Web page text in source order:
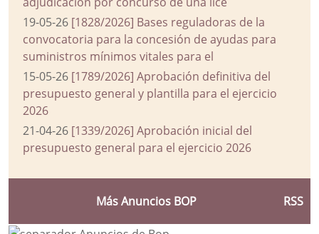
19-05-26 [1828/2026] Bases reguladoras de la
convocatoria para la concesión de ayudas para
suministros mínimos vitales para el
15-05-26 [1789/2026] Aprobación definitiva del
presupuesto general y plantilla para el ejercicio
2026
21-04-26 [1339/2026] Aprobación inicial del
presupuesto general para el ejercicio 2026
Más Anuncios BOP RSS